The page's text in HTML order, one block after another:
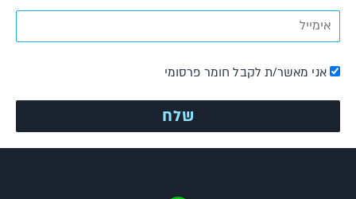
אני מאשר/ת לקבל חומר פרסומי